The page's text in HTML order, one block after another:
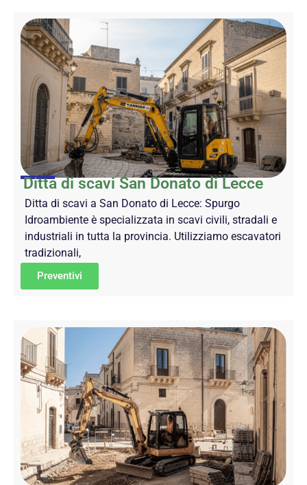
Ditta di scavi San Donato di Lecce
Ditta di scavi a San Donato di Lecce: Spurgo
Idroambiente è specializzata in scavi civili, stradali e
industriali in tutta la provincia. Utilizziamo escavatori
tradizionali,
Preventivi